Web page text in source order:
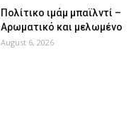
Πολίτικο ιμάμ μπαϊλντί –
Αρωματικό και μελωμένο
August 6, 2026